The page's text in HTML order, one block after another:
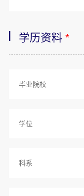
学历资料 *